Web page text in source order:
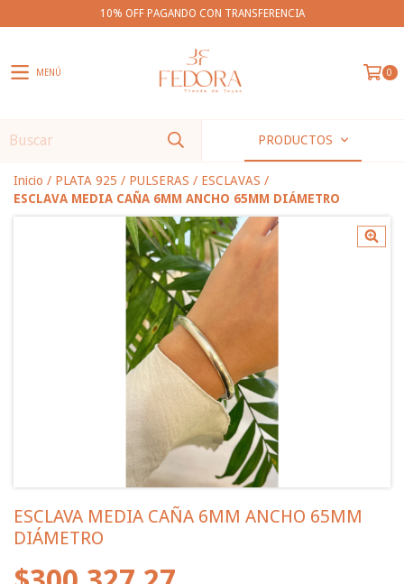
10% OFF PAGANDO CON TRANSFERENCIA
MENÚ 0
PRODUCTOS
Inicio / PLATA 925 / PULSERAS / ESCLAVAS /
ESCLAVA MEDIA CAÑA 6MM ANCHO 65MM DIÁMETRO
ESCLAVA MEDIA CAÑA 6MM ANCHO 65MM
DIÁMETRO